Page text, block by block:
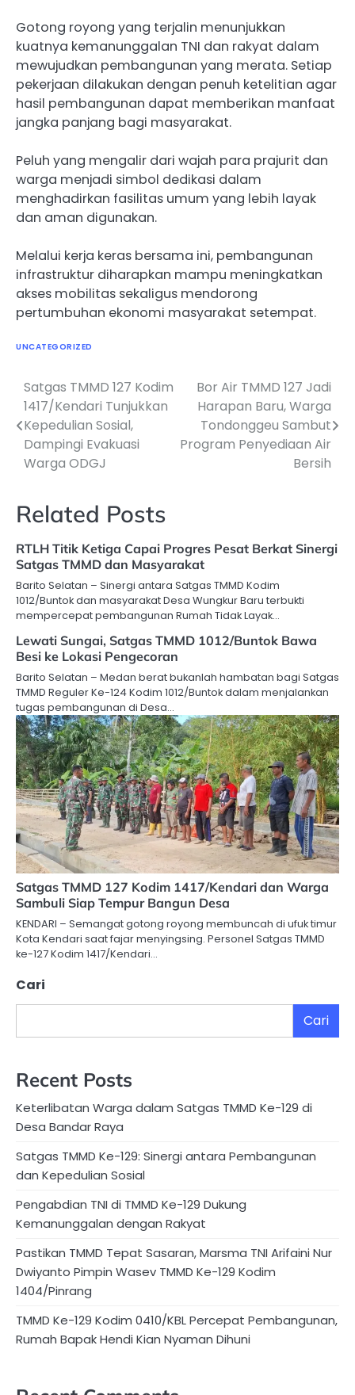
Gotong royong yang terjalin menunjukkan
kuatnya kemanunggalan TNI dan rakyat dalam
mewujudkan pembangunan yang merata. Setiap
pekerjaan dilakukan dengan penuh ketelitian agar
hasil pembangunan dapat memberikan manfaat
jangka panjang bagi masyarakat.
Peluh yang mengalir dari wajah para prajurit dan
warga menjadi simbol dedikasi dalam
menghadirkan fasilitas umum yang lebih layak
dan aman digunakan.
Melalui kerja keras bersama ini, pembangunan
infrastruktur diharapkan mampu meningkatkan
akses mobilitas sekaligus mendorong
pertumbuhan ekonomi masyarakat setempat.
UNCATEGORIZED
Navigasi
pos
Satgas TMMD 127 Kodim
1417/Kendari Tunjukkan
Kepedulian Sosial,
Dampingi Evakuasi
Warga ODGJ
Bor Air TMMD 127 Jadi
Harapan Baru, Warga
Tondonggeu Sambut
Program Penyediaan Air
Bersih
Related Posts
RTLH Titik Ketiga Capai Progres Pesat Berkat Sinergi
Satgas TMMD dan Masyarakat
Barito Selatan – Sinergi antara Satgas TMMD Kodim
1012/Buntok dan masyarakat Desa Wungkur Baru terbukti
mempercepat pembangunan Rumah Tidak Layak…
Lewati Sungai, Satgas TMMD 1012/Buntok Bawa
Besi ke Lokasi Pengecoran
Barito Selatan – Medan berat bukanlah hambatan bagi Satgas
TMMD Reguler Ke-124 Kodim 1012/Buntok dalam menjalankan
tugas pembangunan di Desa…
Satgas TMMD 127 Kodim 1417/Kendari dan Warga
Sambuli Siap Tempur Bangun Desa
KENDARI – Semangat gotong royong membuncah di ufuk timur
Kota Kendari saat fajar menyingsing. Personel Satgas TMMD
ke-127 Kodim 1417/Kendari…
Cari
Cari
Recent Posts
Keterlibatan Warga dalam Satgas TMMD Ke-129 di
Desa Bandar Raya
Satgas TMMD Ke-129: Sinergi antara Pembangunan
dan Kepedulian Sosial
Pengabdian TNI di TMMD Ke-129 Dukung
Kemanunggalan dengan Rakyat
Pastikan TMMD Tepat Sasaran, Marsma TNI Arifaini Nur
Dwiyanto Pimpin Wasev TMMD Ke-129 Kodim
1404/Pinrang
TMMD Ke-129 Kodim 0410/KBL Percepat Pembangunan,
Rumah Bapak Hendi Kian Nyaman Dihuni